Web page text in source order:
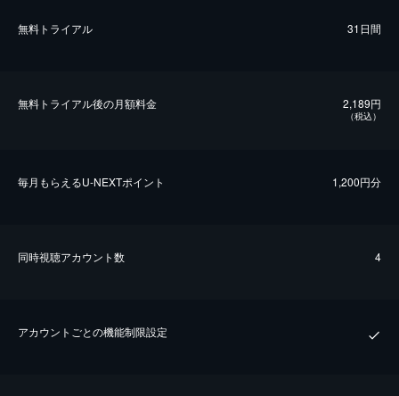
無料トライアル 31日間
無料トライアル後の⽉額料金 2,189円
（税込）
毎⽉もらえるU-NEXTポイント 1,200円分
同時視聴アカウント数 4
アカウントごとの機能制限設定